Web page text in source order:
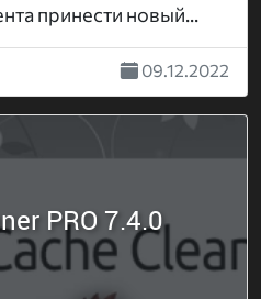
принести новый...
09.12.2022
PRO 7.4.0